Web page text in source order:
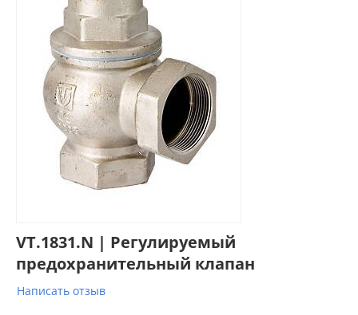
VT.1831.N | Регулируемый
предохранительный клапан
Написать отзыв